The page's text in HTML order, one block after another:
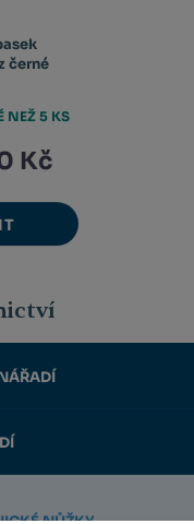
černé
Kč
NEŽ 5 KS